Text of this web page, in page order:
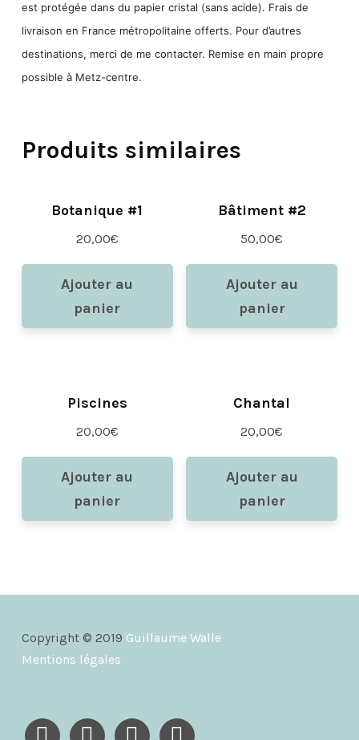
est protégée dans du papier cristal (sans acide). Frais de
livraison en France métropolitaine offerts. Pour d’autres
destinations, merci de me contacter. Remise en main propre
possible à Metz-centre.
Produits similaires
Botanique #1
20,00€
Ajouter au
panier
Bâtiment #2
50,00€
Ajouter au
panier
Piscines
20,00€
Ajouter au
panier
Chantal
20,00€
Ajouter au
panier
Copyright © 2019 Guillaume Walle
Mentions légales
instagramfacebookyoutubevimeo